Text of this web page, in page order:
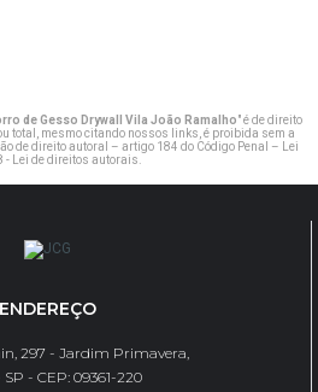
de Gesso Drywall Vila João Ramalho" é de direito
total, mesmo citando nossos links, é proibida sem a
de direito autoral – artigo 184 do Código Penal – Lei
- Lei de direitos autorais.
ENDEREÇO
297 - Jardim Primavera,
- CEP: 09361-220